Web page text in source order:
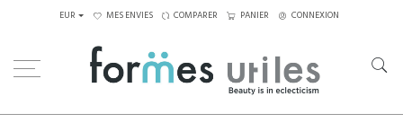
EUR MES ENVIES COMPARER PANIER CONNEXION